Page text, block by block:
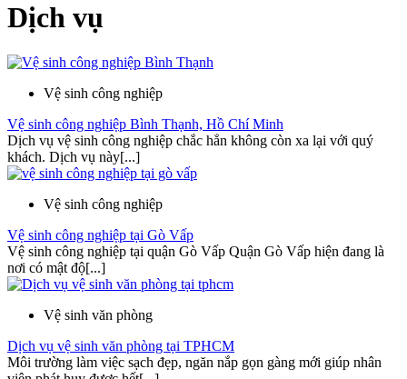
Dịch vụ
Vệ sinh công nghiệp
Vệ sinh công nghiệp Bình Thạnh, Hồ Chí Minh
Dịch vụ vệ sinh công nghiệp chắc hẳn không còn xa lại với quý
khách. Dịch vụ này[...]
Vệ sinh công nghiệp
Vệ sinh công nghiệp tại Gò Vấp
Vệ sinh công nghiệp tại quận Gò Vấp Quận Gò Vấp hiện đang là
nơi có mật độ[...]
Vệ sinh văn phòng
Dịch vụ vệ sinh văn phòng tại TPHCM
Môi trường làm việc sạch đẹp, ngăn nắp gọn gàng mới giúp nhân